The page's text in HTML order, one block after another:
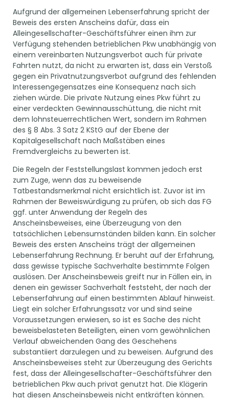
Aufgrund der allgemeinen Lebenserfahrung spricht der
Beweis des ersten Anscheins dafür, dass ein
Alleingesellschafter-Geschäftsführer einen ihm zur
Verfügung stehenden betrieblichen Pkw unabhängig von
einem vereinbarten Nutzungsverbot auch für private
Fahrten nutzt, da nicht zu erwarten ist, dass ein Verstoß
gegen ein Privatnutzungsverbot aufgrund des fehlenden
Interessengegensatzes eine Konsequenz nach sich
ziehen würde. Die private Nutzung eines Pkw führt zu
einer verdeckten Gewinnausschüttung, die nicht mit
dem lohnsteuerrechtlichen Wert, sondern im Rahmen
des § 8 Abs. 3 Satz 2 KStG auf der Ebene der
Kapitalgesellschaft nach Maßstäben eines
Fremdvergleichs zu bewerten ist.
Die Regeln der Feststellungslast kommen jedoch erst
zum Zuge, wenn das zu beweisende
Tatbestandsmerkmal nicht ersichtlich ist. Zuvor ist im
Rahmen der Beweiswürdigung zu prüfen, ob sich das FG
ggf. unter Anwendung der Regeln des
Anscheinsbeweises, eine Überzeugung von den
tatsächlichen Lebensumständen bilden kann. Ein solcher
Beweis des ersten Anscheins trägt der allgemeinen
Lebenserfahrung Rechnung. Er beruht auf der Erfahrung,
dass gewisse typische Sachverhalte bestimmte Folgen
auslösen. Der Anscheinsbeweis greift nur in Fällen ein, in
denen ein gewisser Sachverhalt feststeht, der nach der
Lebenserfahrung auf einen bestimmten Ablauf hinweist.
Liegt ein solcher Erfahrungssatz vor und sind seine
Voraussetzungen erwiesen, so ist es Sache des nicht
beweisbelasteten Beteiligten, einen vom gewöhnlichen
Verlauf abweichenden Gang des Geschehens
substantiiert darzulegen und zu beweisen. Aufgrund des
Anscheinsbeweises steht zur Überzeugung des Gerichts
fest, dass der Alleingesellschafter-Geschäftsführer den
betrieblichen Pkw auch privat genutzt hat. Die Klägerin
hat diesen Anscheinsbeweis nicht entkräften können.